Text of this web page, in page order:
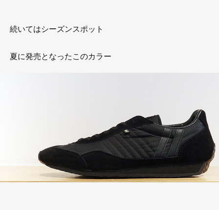
続いてはシーズンスポット
夏に発売となったこのカラー